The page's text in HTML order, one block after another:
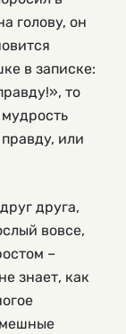
голову, он
в записке:
то
или
друга,
вовсе,
–
знает, как